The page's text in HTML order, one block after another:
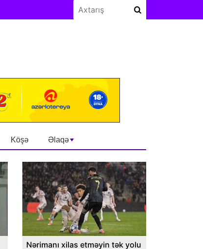
Köşə Əlaqə
Nərimanı xilas etməyin tək yolu